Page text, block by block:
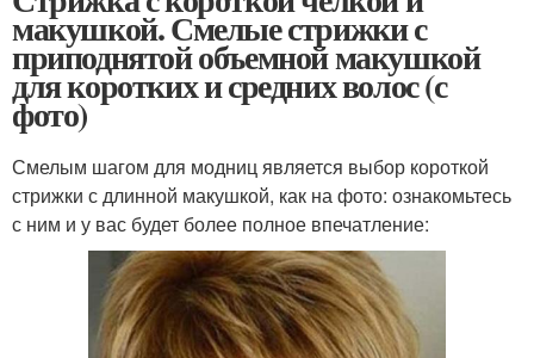
макушкой. Смелые стрижки с
приподнятой объемной макушкой
для коротких и средних волос (с
фото)
Смелым шагом для модниц является выбор короткой
стрижки с длинной макушкой, как на фото: ознакомьтесь
с ним и у вас будет более полное впечатление: